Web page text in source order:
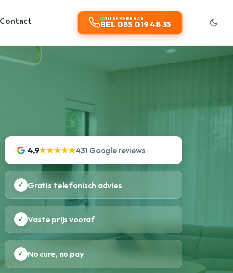
Contact NU BEREIKBAAR
BEL 085 019 48 35
4,9★★★★★431 Google reviews
✓ Gratis telefonisch advies
✓ Vaste prijs vooraf
✓ No cure, no pay